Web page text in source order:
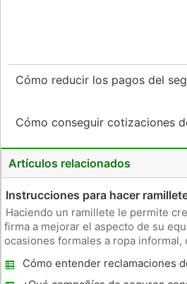
Cómo reducir los pagos del
Cómo conseguir cotizaciones
Artículos relacionados
Instrucciones para hacer
Haciendo un ramillete le permite
firma a mejorar el aspecto de su
ocasiones formales a ropa informal,
compuestos de cualquier variedad
Cómo entender reclamaciones